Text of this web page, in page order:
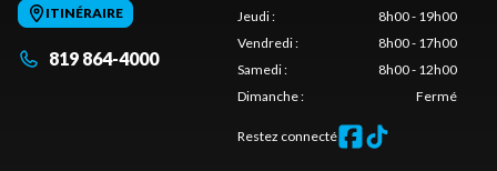
ITINÉRAIRE
819 864-4000
Jeudi:
8h00 - 19h00
Vendredi:
8h00 - 17h00
Samedi:
8h00 - 12h00
Dimanche: Fermé
Restez connecté